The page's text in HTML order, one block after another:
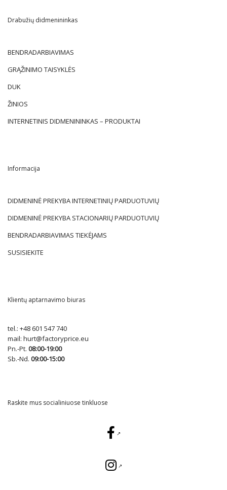
Drabužių didmenininkas
BENDRADARBIAVIMAS
GRĄŽINIMO TAISYKLĖS
DUK
ŽINIOS
INTERNETINIS DIDMENININKAS – PRODUKTAI
Informacija
DIDMENINĖ PREKYBA INTERNETINIŲ PARDUOTUVIŲ
DIDMENINĖ PREKYBA STACIONARIŲ PARDUOTUVIŲ
BENDRADARBIAVIMAS TIEKĖJAMS
SUSISIEKITE
Klientų aptarnavimo biuras
tel.: +48 601 547 740
mail: hurt@factoryprice.eu
Pn.-Pt. 08:00-19:00
Sb.-Nd. 09:00-15:00
Raskite mus socialiniuose tinkluose